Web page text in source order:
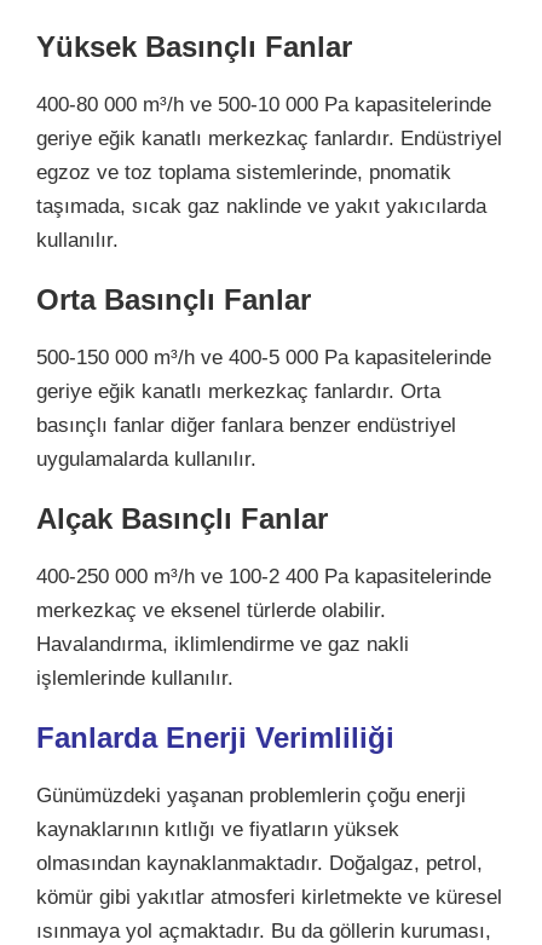
Yüksek Basınçlı Fanlar
400-80 000 m³/h ve 500-10 000 Pa kapasitelerinde
geriye eğik kanatlı merkezkaç fanlardır. Endüstriyel
egzoz ve toz toplama sistemlerinde, pnomatik
taşımada, sıcak gaz naklinde ve yakıt yakıcılarda
kullanılır.
Orta Basınçlı Fanlar
500-150 000 m³/h ve 400-5 000 Pa kapasitelerinde
geriye eğik kanatlı merkezkaç fanlardır. Orta
basınçlı fanlar diğer fanlara benzer endüstriyel
uygulamalarda kullanılır.
Alçak Basınçlı Fanlar
400-250 000 m³/h ve 100-2 400 Pa kapasitelerinde
merkezkaç ve eksenel türlerde olabilir.
Havalandırma, iklimlendirme ve gaz nakli
işlemlerinde kullanılır.
Fanlarda Enerji Verimliliği
Günümüzdeki yaşanan problemlerin çoğu enerji
kaynaklarının kıtlığı ve fiyatların yüksek
olmasından kaynaklanmaktadır. Doğalgaz, petrol,
kömür gibi yakıtlar atmosferi kirletmekte ve küresel
ısınmaya yol açmaktadır. Bu da göllerin kuruması,